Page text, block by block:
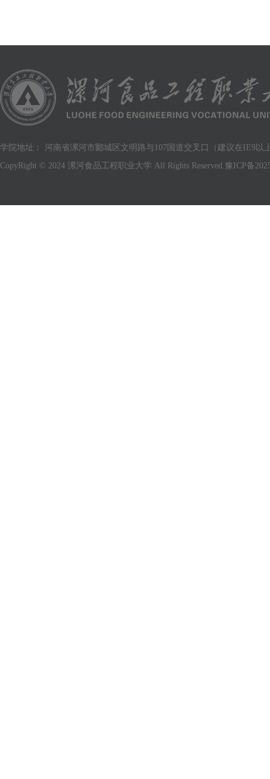
学院地址： 河南省漯河市郾城区文明路与107国道交叉口（建议在IE9以
CopyRight © 2024 漯河食品工程职业大学 All Rights Reserved. 豫ICP备